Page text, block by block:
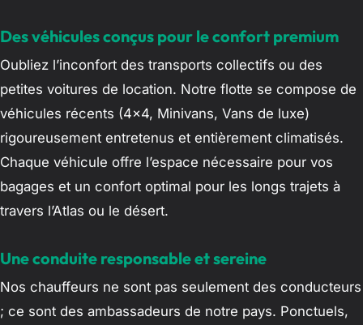
Des véhicules conçus pour le confort premium
Oubliez l’inconfort des transports collectifs ou des
petites voitures de location. Notre flotte se compose de
véhicules récents (4×4, Minivans, Vans de luxe)
rigoureusement entretenus et entièrement climatisés.
Chaque véhicule offre l’espace nécessaire pour vos
bagages et un confort optimal pour les longs trajets à
travers l’Atlas ou le désert.
Une conduite responsable et sereine
Nos chauffeurs ne sont pas seulement des conducteurs
; ce sont des ambassadeurs de notre pays. Ponctuels,